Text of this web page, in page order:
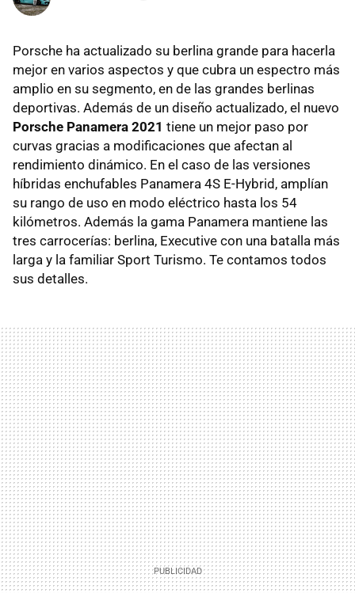
Porsche ha actualizado su berlina grande para hacerla
mejor en varios aspectos y que cubra un espectro más
amplio en su segmento, en de las grandes berlinas
deportivas. Además de un diseño actualizado, el nuevo
Porsche Panamera 2021 tiene un mejor paso por
curvas gracias a modificaciones que afectan al
rendimiento dinámico. En el caso de las versiones
híbridas enchufables Panamera 4S E-Hybrid, amplían
su rango de uso en modo eléctrico hasta los 54
kilómetros. Además la gama Panamera mantiene las
tres carrocerías: berlina, Executive con una batalla más
larga y la familiar Sport Turismo. Te contamos todos
sus detalles.